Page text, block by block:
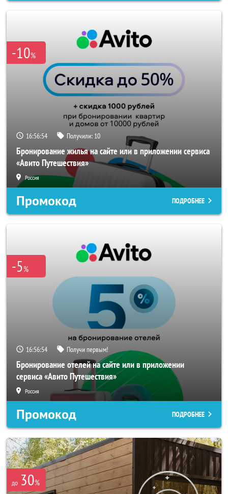
-10%
16:56:52 Получили: 10
Бронирование жилья на сайте или в приложении сервиса
«Авито Путешествия»
Россия
Промокод ПОДРОБНЕЕ
-5%
16:56:52 Получи первым!
Бронирование отелей на сайте или в приложении
сервиса «Авито Путешествия»
Россия
Промокод ПОДРОБНЕЕ
до 30%